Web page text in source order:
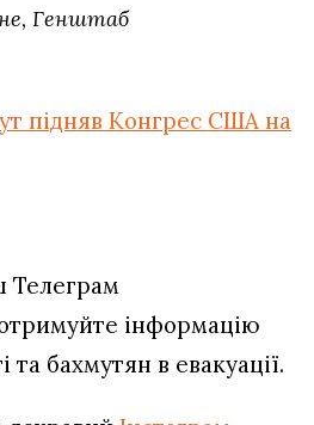
Генштаб
підняв Конгрес США на
Телеграм
інформацію
та бахмутян в евакуації.